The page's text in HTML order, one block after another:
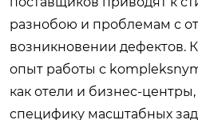
разнобою и проблемам с
возникновении
опыт работы с
как отели и бизнес-
специфику масштабных